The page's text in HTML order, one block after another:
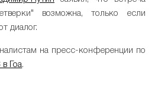
возможна, только если
диалог.
на пресс-конференции по
Гоа.